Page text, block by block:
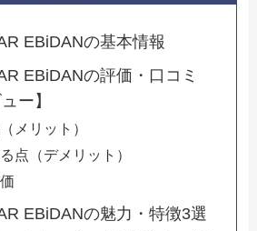
EBiDANの基本情報
EBiDANの評価・口コミ
ー】
メリット）
点（デメリット）
EBiDANの魅力・特徴3選